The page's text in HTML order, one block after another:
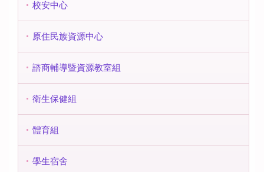
校安中心
原住民族資源中心
諮商輔導暨資源教室組
衛生保健組
體育組
學生宿舍